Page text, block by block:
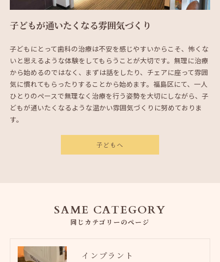
子どもが通いたくなる雰囲気づくり
子どもにとって歯科の治療は不安を感じやすいからこそ、怖くな
いと思えるような体験をしてもらうことが大切です。無理に治療
から始めるのではなく、まずは話をしたり、チェアに座って雰囲
気に慣れてもらったりすることから始めます。福島区にて、一人
ひとりのペースで無理なく治療を行う姿勢を大切にしながら、子
どもが通いたくなるような温かい雰囲気づくりに努めておりま
す。
子どもへ
同じカテゴリーのページ
SAME CATEGORY
インプラント
お問い合わせはこちら